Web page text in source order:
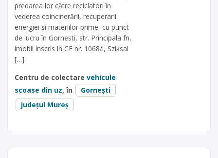
predarea lor către reciclatori în
vederea coincinerării, recuperarii
energiei și materiilor prime, cu punct
de lucru în Gornesti, str. Principala fn,
imobil inscris in CF nr. 1068/l, Sziksai
[…]
Centru de colectare vehicule
scoase din uz, în
Gornești
județul Mureș